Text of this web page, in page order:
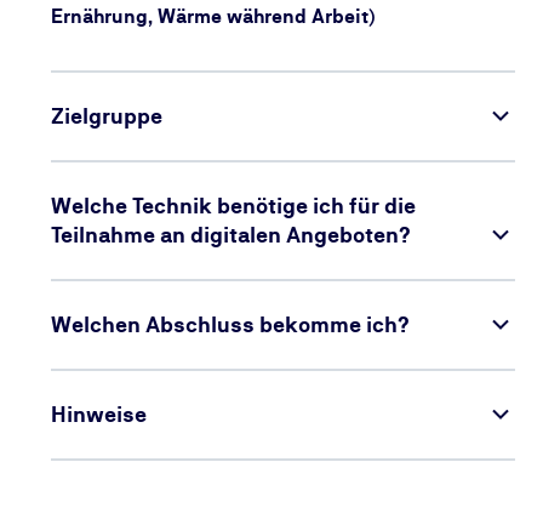
Ernährung, Wärme während Arbeit)
Zielgruppe
Welche Technik benötige ich für die
Teilnahme an digitalen Angeboten?
Welchen Abschluss bekomme ich?
Hinweise